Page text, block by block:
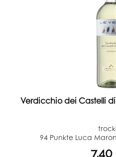
Verdicchio dei Castelli di
94 Punkte Luca